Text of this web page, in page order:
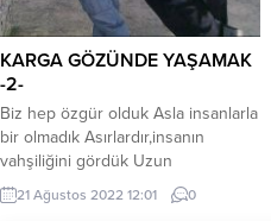
KARGA GÖZÜNDE YAŞAMAK
-2-
Biz hep özgür olduk Asla insanlarla
bir olmadık Asırlardır,insanın
vahşiliğini gördük Uzun
ömrümüze,çok şey sığdırdık Ama
hep,bir kelebeği kıskandık O bir
21 Ağustos 2022 12:01 0